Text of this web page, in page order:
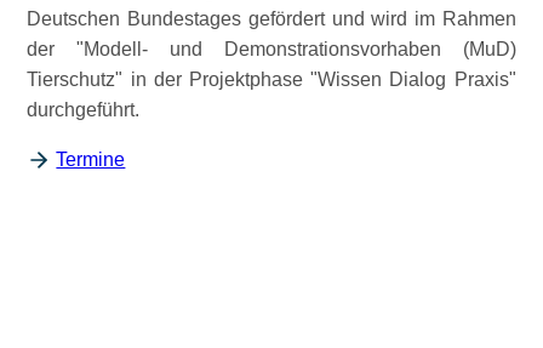
Deutschen Bundestages gefördert und wird im Rahmen
der Modell- und Demonstrationsvorhaben (MuD)
Tierschutz
in der Projektphase Wissen Dialog Praxis
durchgeführt.
Termine